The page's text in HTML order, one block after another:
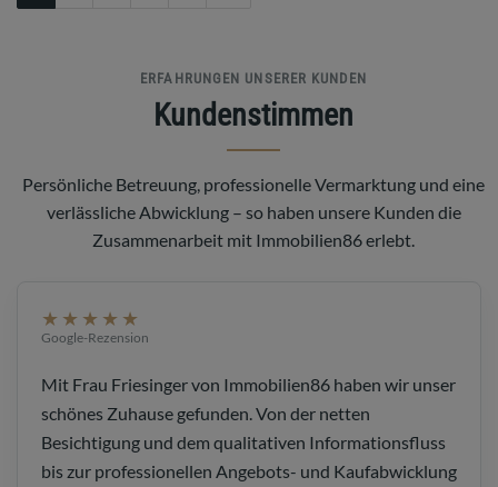
ERFAHRUNGEN UNSERER KUNDEN
Kundenstimmen
Persönliche Betreuung, professionelle Vermarktung und eine
verlässliche Abwicklung – so haben unsere Kunden die
Zusammenarbeit mit Immobilien86 erlebt.
★★★★★
Google-Rezension
Mit Frau Friesinger von Immobilien86 haben wir unser
schönes Zuhause gefunden. Von der netten
Besichtigung und dem qualitativen Informationsfluss
bis zur professionellen Angebots- und Kaufabwicklung